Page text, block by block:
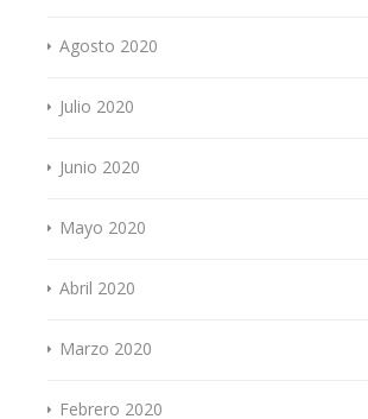
Agosto 2020
Julio 2020
Junio 2020
Mayo 2020
Abril 2020
Marzo 2020
Febrero 2020